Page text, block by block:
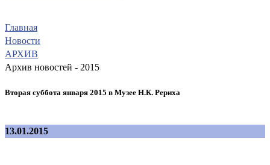
Главная
Новости
АРХИВ
Архив новостей - 2015
Вторая суббота января 2015 в Музее Н.К. Рериха
13.01.2015